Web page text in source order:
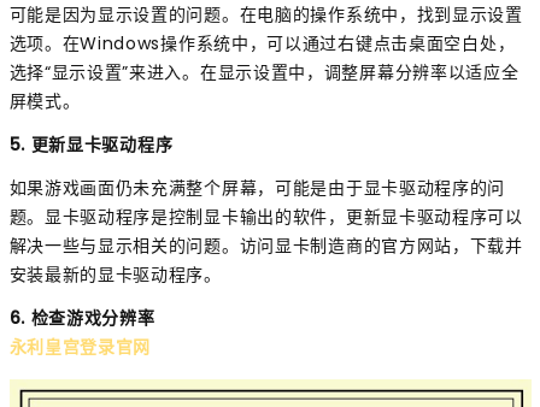
可能是因为显示设置的问题。在电脑的操作系统中，找到显示设置
选项。在Windows操作系统中，可以通过右键点击桌面空白处，
选择“显示设置”来进入。在显示设置中，调整屏幕分辨率以适应全
屏模式。
5. 更新显卡驱动程序
如果游戏画面仍未充满整个屏幕，可能是由于显卡驱动程序的问
题。显卡驱动程序是控制显卡输出的软件，更新显卡驱动程序可以
解决一些与显示相关的问题。访问显卡制造商的官方网站，下载并
安装最新的显卡驱动程序。
6. 检查游戏分辨率
永利皇宫登录官网